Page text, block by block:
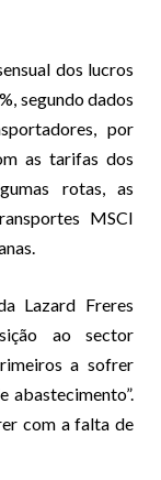
dos lucros
segundo dados
por
as tarifas dos
rotas, as
MSCI
Lazard Freres
ao sector
a sofrer
abastecimento”.
com a falta de